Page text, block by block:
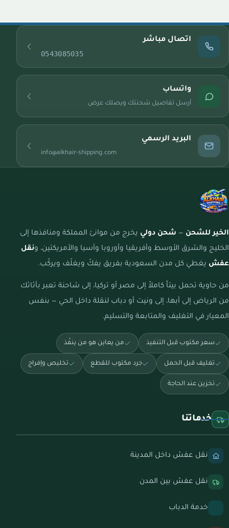
اتصال مباشر
0543085035
واتساب
أرسل تفاصيل شحنتك ويصلك عرض
البريد الرسمي
info@alkhair-shipping.com
الخير للشحن — شحن دولي يخرج من موانئ المملكة ومنافذها إلى
الخليج والشرق الأوسط وأفريقيا وأوروبا وآسيا والأمريكتين، ونقل
عفش يغطي كل مدن السعودية بفريق يفكّ ويغلّف ويركّب.
من حاوية تحمل بيتاً كاملاً إلى مصر أو تركيا، إلى شاحنة تعبر بأثاثك
من الرياض إلى أبها، إلى ونيت أو دباب لنقلة داخل الحي — بنفس
المعيار في التغليف والمتابعة والتسليم.
سعر مكتوب قبل التنفيذ من يعاين هو من ينفّذ
تغليف قبل الحمل جرد مكتوب للقطع تخليص وإفراج
تخزين عند الحاجة
خدماتنا
نقل عفش داخل المدينة
نقل عفش بين المدن
خدمة الدباب